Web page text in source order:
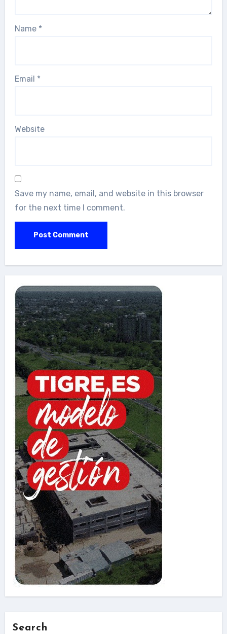
Name *
Email *
Website
Save my name, email, and website in this browser
for the next time I comment.
Search